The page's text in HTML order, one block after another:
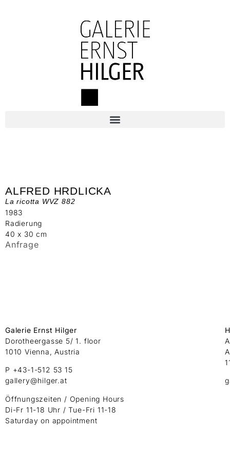
ALFRED HRDLICKA
La ricotta WVZ 882
1983
Radierung
40 x 30 cm
Anfrage
Galerie Ernst Hilger
Dorotheergasse 5/ 1. floor
1010 Vienna, Austria
P +43-1-512 53 15
gallery@hilger.at
Öffnungszeiten / Opening Hours
Di-Fr 11-18 Uhr / Tue-Fri 11-18
Saturday on appointment